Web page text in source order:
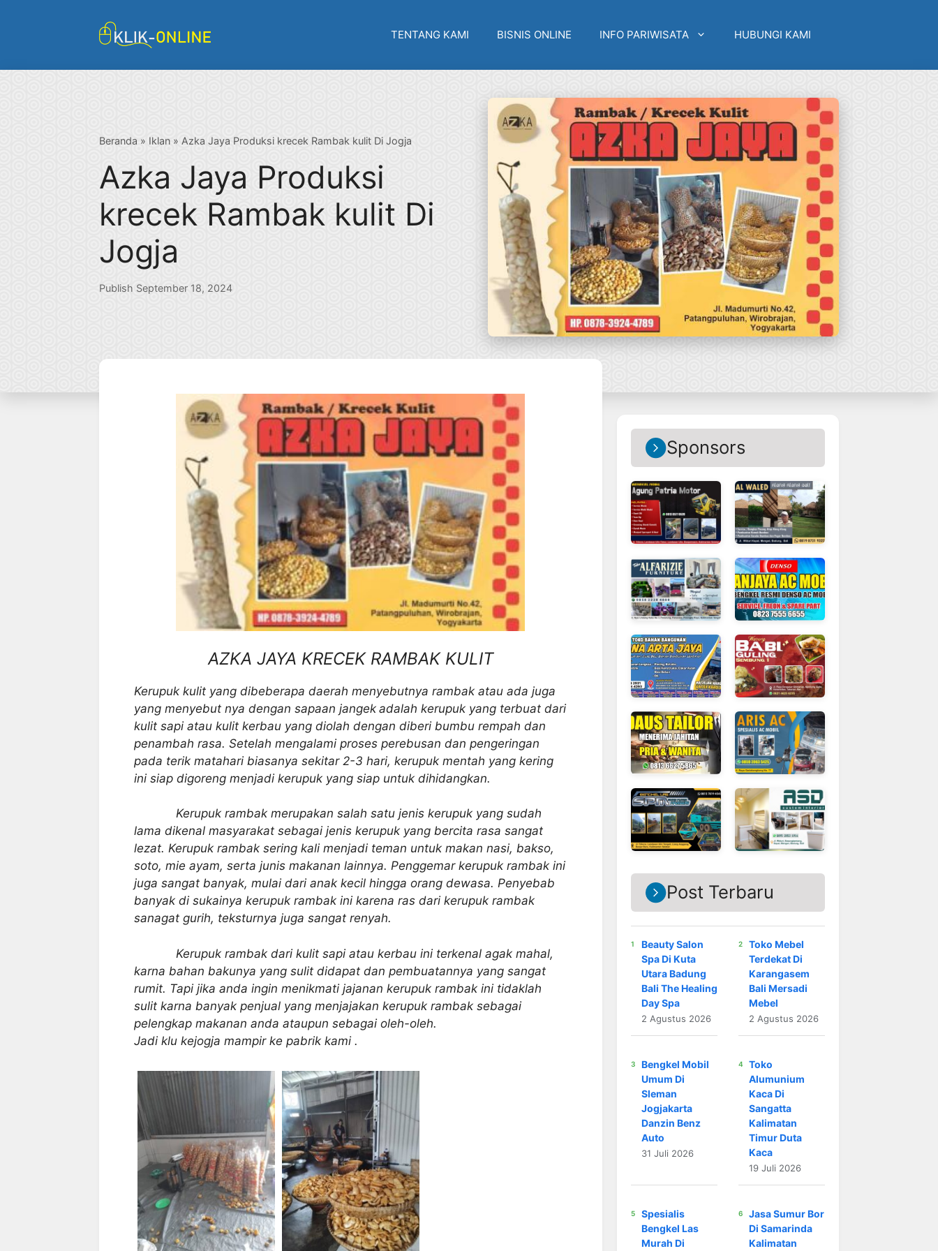
TENTANG KAMI BISNIS ONLINE INFO PARIWISATA HUBUNGI KAMI
Beranda » Iklan » Azka Jaya Produksi krecek Rambak kulit Di Jogja
Azka Jaya Produksi
krecek Rambak kulit Di
Jogja
Publish September 18, 2024
AZKA JAYA KRECEK RAMBAK KULIT
Kerupuk kulit yang dibeberapa daerah menyebutnya rambak atau ada juga
yang menyebut nya dengan sapaan jangek adalah kerupuk yang terbuat dari
kulit sapi atau kulit kerbau yang diolah dengan diberi bumbu rempah dan
penambah rasa. Setelah mengalami proses perebusan dan pengeringan
pada terik matahari biasanya sekitar 2-3 hari, kerupuk mentah yang kering
ini siap digoreng menjadi kerupuk yang siap untuk dihidangkan.
Kerupuk rambak merupakan salah satu jenis kerupuk yang sudah
lama dikenal masyarakat sebagai jenis kerupuk yang bercita rasa sangat
lezat. Kerupuk rambak sering kali menjadi teman untuk makan nasi, bakso,
soto, mie ayam, serta junis makanan lainnya. Penggemar kerupuk rambak ini
juga sangat banyak, mulai dari anak kecil hingga orang dewasa. Penyebab
banyak di sukainya kerupuk rambak ini karena ras dari kerupuk rambak
sanagat gurih, teksturnya juga sangat renyah.
Kerupuk rambak dari kulit sapi atau kerbau ini terkenal agak mahal,
karna bahan bakunya yang sulit didapat dan pembuatannya yang sangat
rumit. Tapi jika anda ingin menikmati jajanan kerupuk rambak ini tidaklah
sulit karna banyak penjual yang menjajakan kerupuk rambak sebagai
pelengkap makanan anda ataupun sebagai oleh-oleh.
Jadi klu kejogja mampir ke pabrik kami .
Sponsors
Post Terbaru
Beauty Salon
Spa Di Kuta
Utara Badung
Bali The Healing
Day Spa
2 Agustus 2026
Toko Mebel
Terdekat Di
Karangasem
Bali Mersadi
Mebel
2 Agustus 2026
Bengkel Mobil
Umum Di
Sleman
Jogjakarta
Danzin Benz
Auto
31 Juli 2026
Toko
Alumunium
Kaca Di
Sangatta
Kalimatan
Timur Duta
Kaca
19 Juli 2026
Spesialis
Bengkel Las
Murah Di
Jasa Sumur Bor
Di Samarinda
Kalimatan